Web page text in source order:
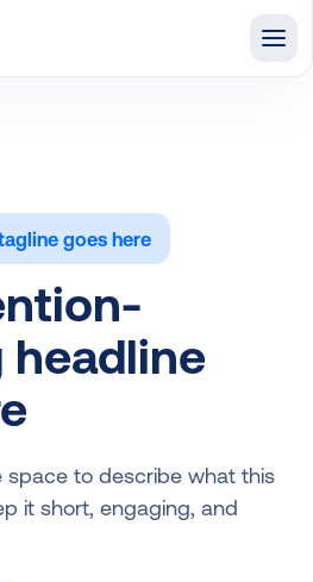
goes here
headline
space to describe what this
it short, engaging, and